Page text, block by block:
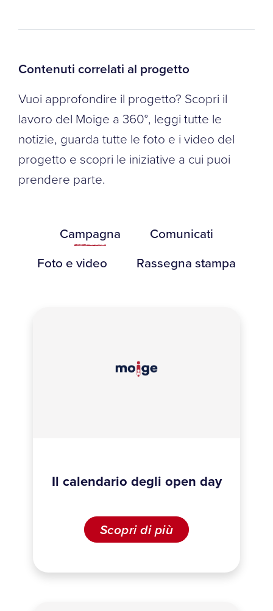
Contenuti correlati al progetto
Vuoi approfondire il progetto? Scopri il
lavoro del Moige a 360°, leggi tutte le
notizie, guarda tutte le foto e i video del
progetto e scopri le iniziative a cui puoi
prendere parte.
Campagna
Comunicati
Foto e video
Rassegna stampa
Il calendario degli open day
Scopri di più